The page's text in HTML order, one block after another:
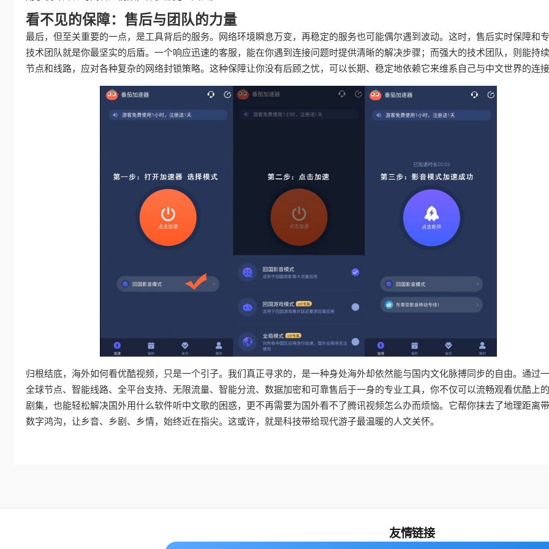
看不见的保障：售后与团队的力量
最后，但至关重要的一点，是工具背后的服务。网络环境瞬息万变，再稳定的服务也可能偶尔遇到波动。这时，售后实时保障和
技术团队就是你最坚实的后盾。一个响应迅速的客服，能在你遇到连接问题时提供清晰的解决步骤；而强大的技术团队，则能持
节点和线路，应对各种复杂的网络封锁策略。这种保障让你没有后顾之忧，可以长期、稳定地依赖它来维系自己与中文世界的连接
归根结底，海外如何看优酷视频，只是一个引子。我们真正寻求的，是一种身处海外却依然能与国内文化脉搏同步的自由。通过
全球节点、智能线路、全平台支持、无限流量、智能分流、数据加密和可靠售后于一身的专业工具，你不仅可以流畅观看优酷上
剧集，也能轻松解决国外用什么软件听中文歌的困惑，更不再需要为国外看不了腾讯视频怎么办而烦恼。它帮你抹去了地理距离
数字鸿沟，让乡音、乡剧、乡情，始终近在指尖。这或许，就是科技带给现代游子最温暖的人文关怀。
友情链接